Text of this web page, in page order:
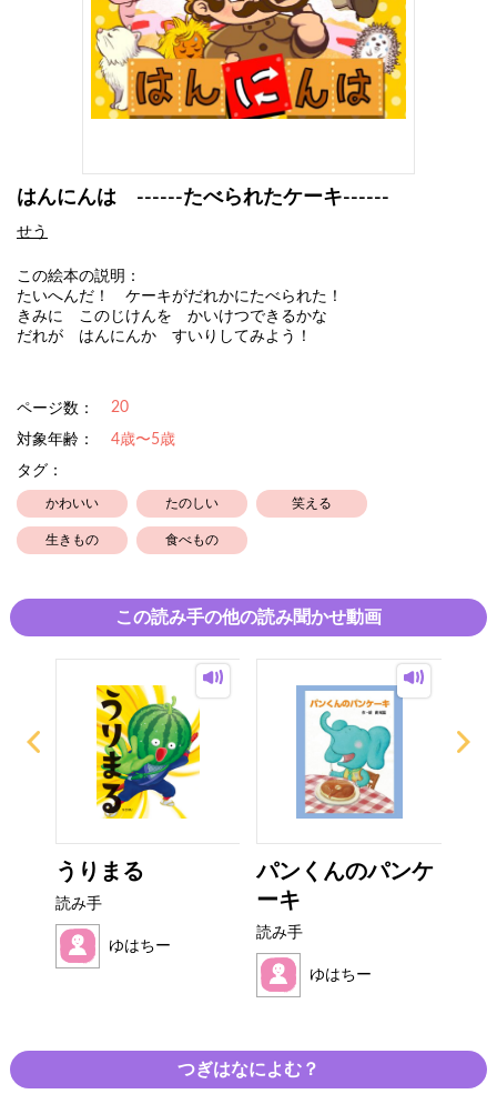
はんにんは ------たべられたケーキ------
せう
この絵本の説明：
たいへんだ！ ケーキがだれかにたべられた！
きみに このじけんを かいけつできるかな
だれが はんにんか すいりしてみよう！
ページ数： 20
対象年齢：
4歳〜5歳
タグ：
かわいい たのしい 笑える
生きもの 食べもの
この読み手の他の読み聞かせ動画
うりまる
読み手
ゆはちー
パンくんのパンケ
ーキ
読み手
ゆはちー
つぎはなによむ？